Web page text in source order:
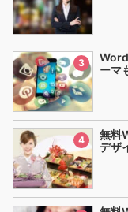
3
ーマ
4
無料
デザ